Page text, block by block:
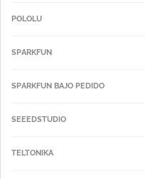
POLOLU
SPARKFUN
SPARKFUN BAJO PEDIDO
SEEEDSTUDIO
TELTONIKA